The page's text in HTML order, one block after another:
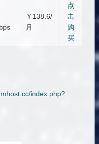
￥138.6/
月
点
击
购
买
index.php?